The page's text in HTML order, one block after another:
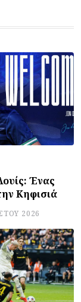
Ένας
Κηφισιά
2026